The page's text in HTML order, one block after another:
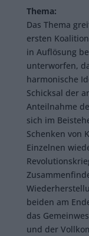
Thema:
Das Thema
ersten
in Auflösung
unterworfen,
harmonische
Schicksal der
Anteilnahme
sich im
Schenken von
Einzelnen
beiden am
das
und der